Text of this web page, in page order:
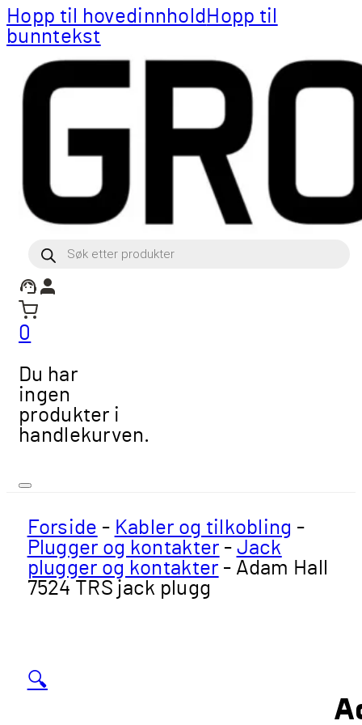
Hopp til hovedinnhold Hopp til
bunntekst
Products
search
0
Du har
ingen
produkter i
handlekurven.
Forside - Kabler og tilkobling -
Plugger og kontakter - Jack
plugger og kontakter - Adam Hall
7524 TRS jack plugg
🔍